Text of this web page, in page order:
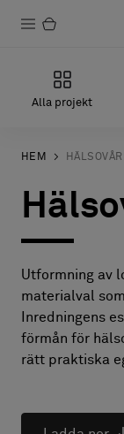
Stories
FAQ
Alla projekt
HEM
Utformning av
materialval
Inredningens
förmån för
rätt praktiska